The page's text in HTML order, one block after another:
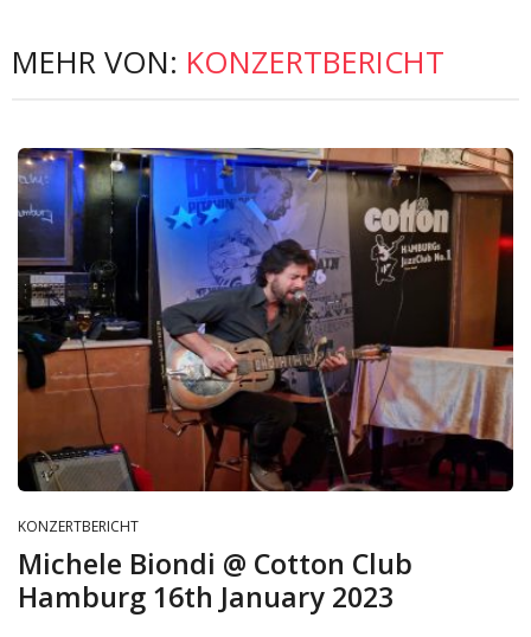
MEHR VON: KONZERTBERICHT
KONZERTBERICHT
Michele Biondi @ Cotton Club
Hamburg 16th January 2023